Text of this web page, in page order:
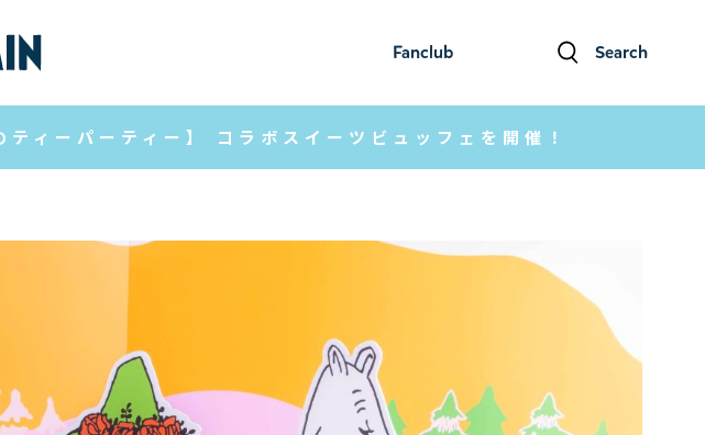
Fanclub Search
ィーパーティー】 コラボスイーツビュッフェを開催！